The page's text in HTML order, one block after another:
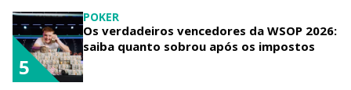
POKER
Os verdadeiros vencedores da WSOP 2026:
saiba quanto sobrou após os impostos
5